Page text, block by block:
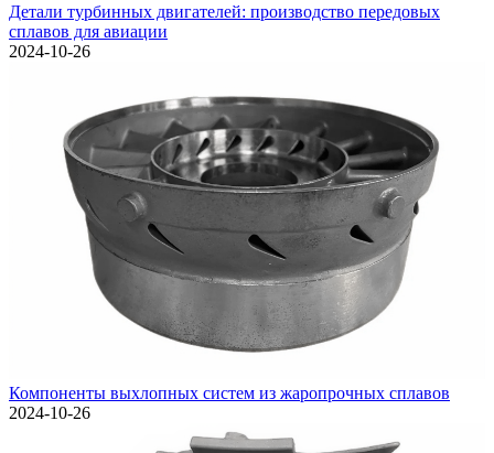
Детали турбинных двигателей: производство передовых
сплавов для авиации
2024-10-26
Компоненты выхлопных систем из жаропрочных сплавов
2024-10-26